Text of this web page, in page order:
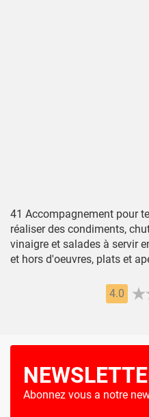
41 Accompagnement pour
réaliser des condiments,
vinaigre et salades à servir
et hors d'oeuvres, plats et
4.0
Abonnez vous a notre